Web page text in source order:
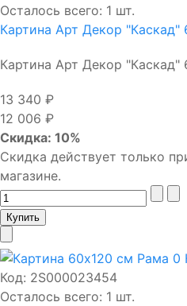
Осталось всего: 1 шт.
Картина Арт Декор "Каскад"
Картина Арт Декор "Каскад"
13 340 ₽
12 006 ₽
Скидка: 10%
Скидка действует только
магазине.
Код: 2S000023454
Осталось всего: 1 шт.